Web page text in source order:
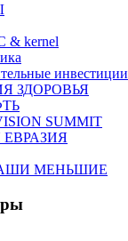
& kernel
инвестиции
ЗДОРОВЬЯ
SUMMIT
МЕНЬШИЕ